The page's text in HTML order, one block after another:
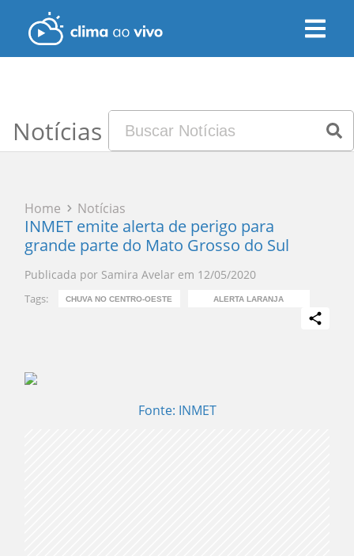
Notícias
Home Notícias
INMET emite alerta de perigo para
grande parte do Mato Grosso do Sul
Publicada por Samira Avelar em 12/05/2020
Tags: CHUVA NO CENTRO-OESTE ALERTA LARANJA
Fonte: INMET